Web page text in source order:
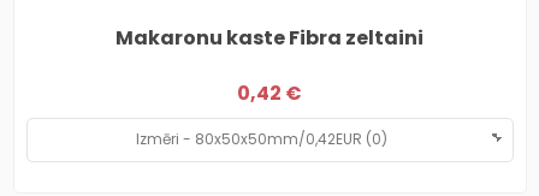
Makaronu kaste Fibra zeltaini
0,42 €